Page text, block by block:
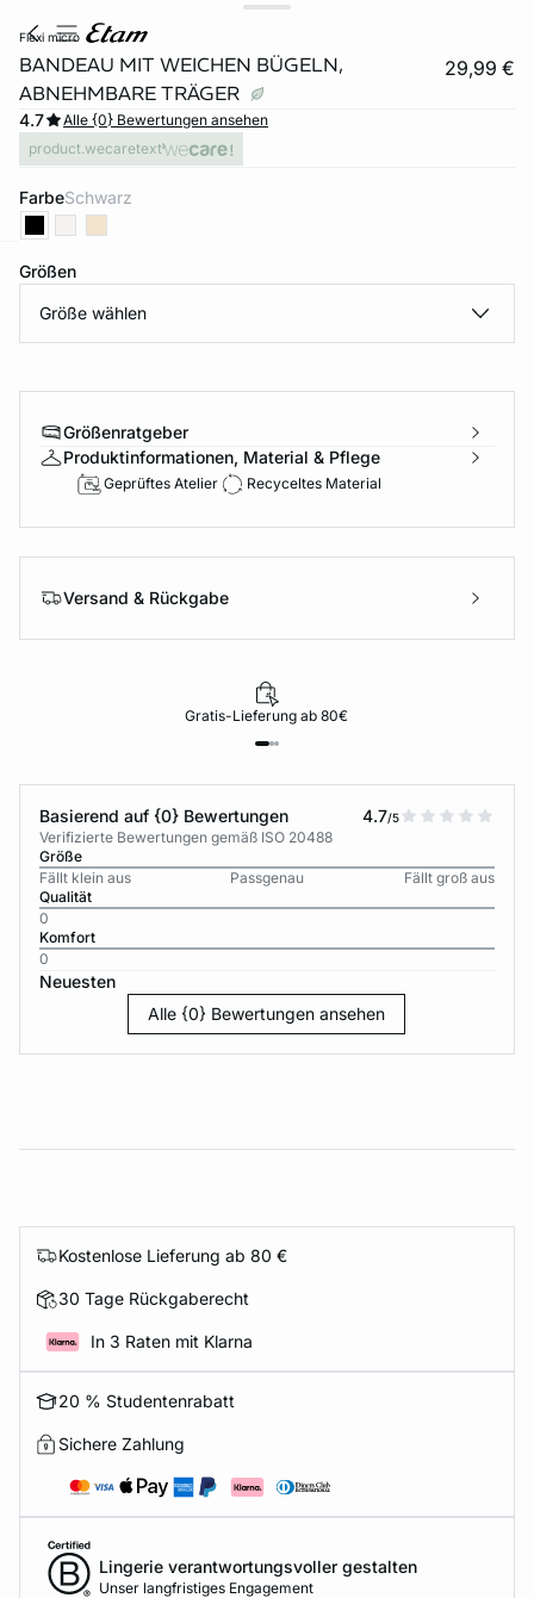
flexi micro
BANDEAU MIT WEICHEN BÜGELN,
ABNEHMBARE TRÄGER
29,99 €
4.7
Alle {0} Bewertungen ansehen
product.wecaretext
Farbe schwarz
Größen
Größe wählen
Größenratgeber
Produktinformationen, Material & Pflege
Geprüftes Atelier Recyceltes Material
Versand & Rückgabe
Gratis-Lieferung ab 80€
Basierend auf {0} Bewertungen 4.7/5
Verifizierte Bewertungen gemäß ISO 20488
Größe
Fällt klein aus
Passgenau
Fällt groß aus
Qualität
0
Komfort
0
Neuesten
Alle {0} Bewertungen ansehen
Kostenlose Lieferung ab 80 €
30 Tage Rückgaberecht
In 3 Raten mit Klarna
20 % Studentenrabatt
Sichere Zahlung
Lingerie verantwortungsvoller gestalten
Unser langfristiges Engagement